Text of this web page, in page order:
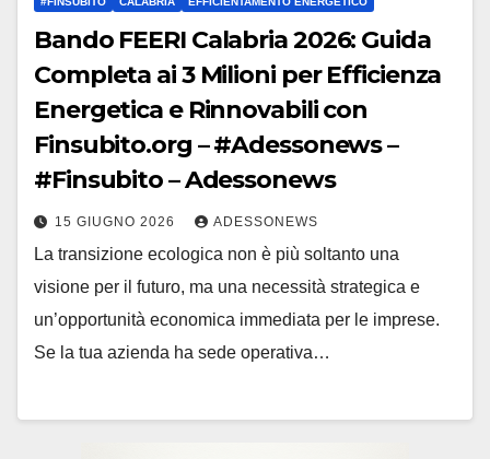
Bando FEERI Calabria 2026: Guida
Completa ai 3 Milioni per Efficienza
Energetica e Rinnovabili con
Finsubito.org – #Adessonews –
#Finsubito – Adessonews
15 GIUGNO 2026 ADESSONEWS
La transizione ecologica non è più soltanto una
visione per il futuro, ma una necessità strategica e
un’opportunità economica immediata per le imprese.
Se la tua azienda ha sede operativa…